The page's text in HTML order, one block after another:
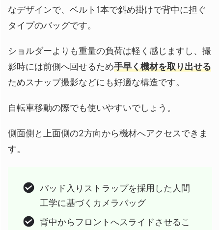
なデザインで、ベルト1本で斜め掛けで背中に担ぐ
タイプのバッグです。
ショルダーよりも重量の負荷は軽く感じますし、撮
影時には前側へ回せるため手早く機材を取り出せる
ためスナップ撮影などにも好適な構造です。
自転車移動の際でも使いやすいでしょう。
側面側と上面側の2方向から機材へアクセスできま
す。
パッド入りストラップを採用した人間
工学に基づくカメラバッグ
背中からフロントへスライドさせるこ